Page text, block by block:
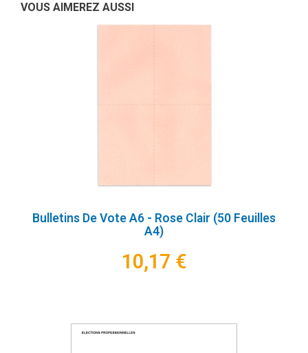
VOUS AIMEREZ AUSSI
Bulletins De Vote A6 - Rose Clair (50 Feuilles
A4)
10,17 €